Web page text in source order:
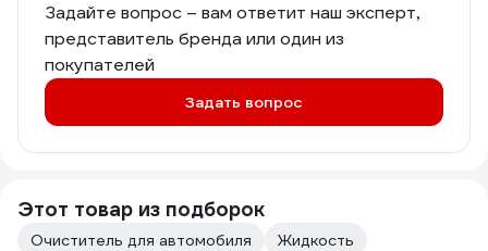
Задайте вопрос – вам ответит наш эксперт,
представитель бренда или один из
покупателей
Задать вопрос
Этот товар из подборок
Очиститель для автомобиля
Жидкость